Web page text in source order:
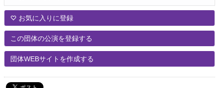
お気に入りに登録
この団体の公演を登録する
団体WEBサイトを作成する